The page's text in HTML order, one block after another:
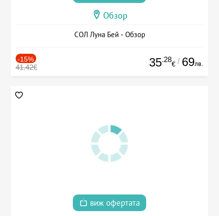
Обзор
СОЛ Луна Бей - Обзор
-15%
41.42€ 35.28
€ / 69лв.
виж офертата